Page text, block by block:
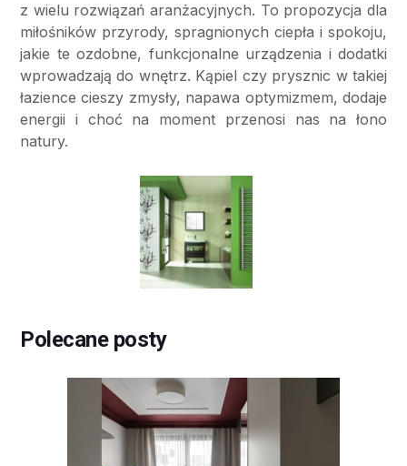
z wielu rozwiązań aranżacyjnych. To propozycja dla
miłośników przyrody, spragnionych ciepła i spokoju,
jakie te ozdobne, funkcjonalne urządzenia i dodatki
wprowadzają do wnętrz. Kąpiel czy prysznic w takiej
łazience cieszy zmysły, napawa optymizmem, dodaje
energii i choć na moment przenosi nas na łono
natury.
Polecane posty